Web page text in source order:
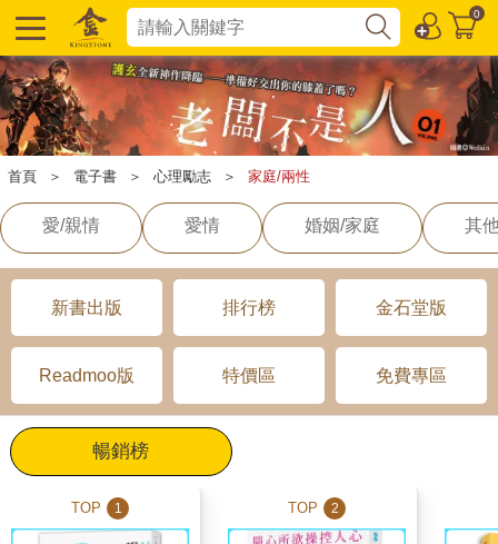
0
首頁 ＞ 電子書 ＞ 心理勵志 ＞ 家庭/兩性
愛/親情 愛情 婚姻/家庭 其
新書出版 排行榜 金石堂版
Readmoo版 特價區 免費專區
暢銷榜
TOP 1 TOP 2